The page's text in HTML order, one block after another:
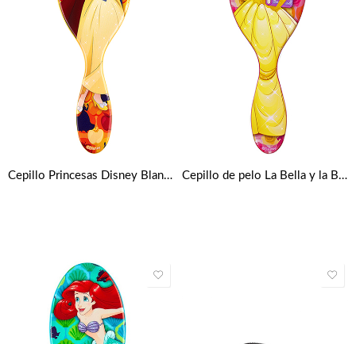
Cepillo Princesas Disney Blanca Nieves Wet Brush Cepillo de pelo La Bella y la Bestia Disney – Rosa y amarillo